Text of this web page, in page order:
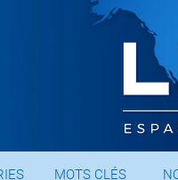
MOTS CLÉS